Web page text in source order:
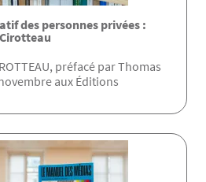
des personnes privées :
préfacé par Thomas
aux Éditions